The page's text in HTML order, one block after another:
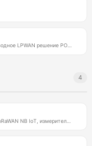
Автоматизация нефтедобычи, Беспроводное LPWAN решение РОССМА, Контроль утечек на нефтепроводах LoRaWAN
4
Автономные беспроводное решения LoRaWAN NB IoT, измеритель коммутатор ROSSMA IIOT AMS